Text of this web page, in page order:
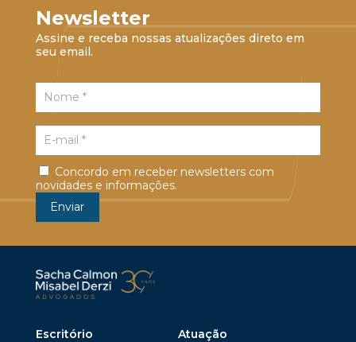
Newsletter
Assine e receba nossas atualizações direto em
seu email.
Concordo em receber newsletters com
novidades e informações.
Escritório
Atuação